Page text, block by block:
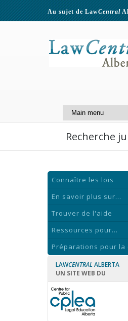
Au sujet de LawCentral
Recherche
Connaître les lois
En savoir plus sur...
Trouver de l'aide
Ressources pour...
Préparations pour la
LAWCENTRAL ALBERTA
UN SITE WEB DU